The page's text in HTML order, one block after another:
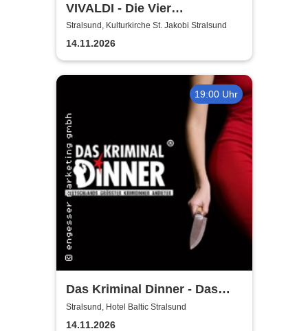
VIVALDI - Die Vier
Jahreszeiten | Philharmonie
der Solisten | Vladik Otaryan
Stralsund, Kulturkirche St. Jakobi Stralsund
14.11.2026
19:00 Uhr
Das Kriminal Dinner - Das
True Crime Dinner
Stralsund, Hotel Baltic Stralsund
14.11.2026